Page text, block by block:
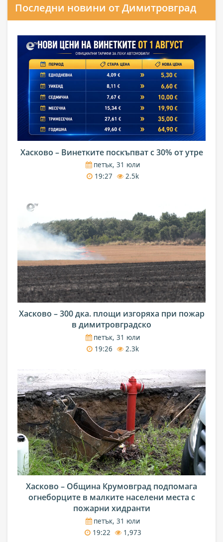
Последни новини от Димитровград
Хасково – Винетките поскъпват с 30% от утре
петък, 31 юли
19:27
2.5k
Хасково – 300 дка. площи изгоряха при пожар
в димитровградско
петък, 31 юли
19:26
2.3k
Хасково – Община Крумовград подпомага
огнеборците в малките населени места с
пожарни хидранти
петък, 31 юли
19:22
1,973